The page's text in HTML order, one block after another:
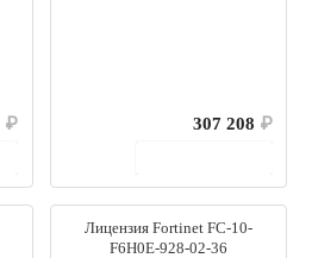
₽
307 208 ₽
Лицензия Fortinet FC-10-
F6H0E-928-02-36